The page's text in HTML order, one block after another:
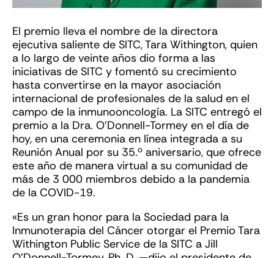
El premio lleva el nombre de la directora
ejecutiva saliente de SITC, Tara Withington, quien
a lo largo de veinte años dio forma a las
iniciativas de SITC y fomentó su crecimiento
hasta convertirse en la mayor asociación
internacional de profesionales de la salud en el
campo de la inmunooncología. La SITC entregó el
premio a la Dra. O’Donnell-Tormey en el día de
hoy, en una ceremonia en línea integrada a su
Reunión Anual por su 35.o aniversario, que ofrece
este año de manera virtual a su comunidad de
más de 3 000 miembros debido a la pandemia
de la COVID-19.
«Es un gran honor para la Sociedad para la
Inmunoterapia del Cáncer otorgar el Premio Tara
Withington Public Service de la SITC a Jill